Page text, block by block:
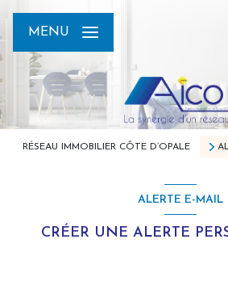
MENU
RÉSEAU IMMOBILIER CÔTE D’OPALE
ALERTE E-MAIL
CRÉER UNE ALERTE